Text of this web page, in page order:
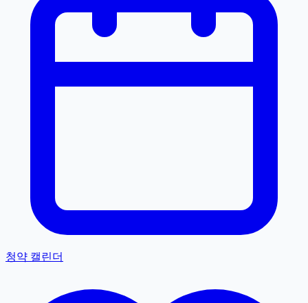
청약 캘린더